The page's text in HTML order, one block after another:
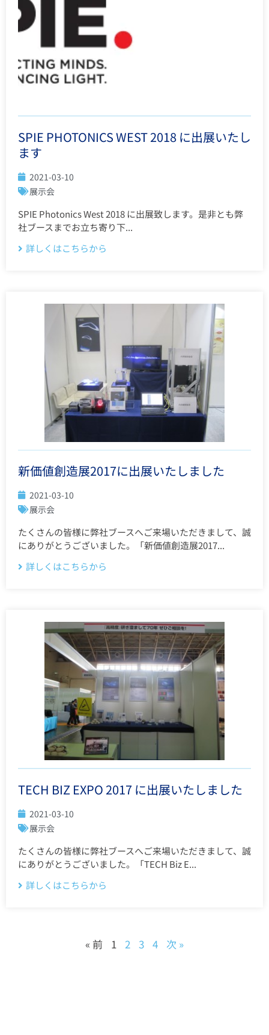
SPIE PHOTONICS WEST 2018 に出展いたし
ます
2021-03-10
展示会
SPIE Photonics West 2018 に出展致します。是非とも弊
社ブースまでお立ち寄り下...
詳しくはこちらから
新価値創造展2017に出展いたしました
2021-03-10
展示会
たくさんの皆様に弊社ブースへご来場いただきまして、誠
にありがとうございました。「新価値創造展2017...
詳しくはこちらから
TECH BIZ EXPO 2017 に出展いたしました
2021-03-10
展示会
たくさんの皆様に弊社ブースへご来場いただきまして、誠
にありがとうございました。「TECH Biz E...
詳しくはこちらから
« 前 1 2 3 4 次 »